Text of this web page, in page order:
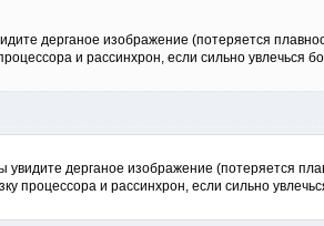
дерганое изображение (потеряется
и рассинхрон, если сильно увлечься
дерганое изображение (потеряется
процессора и рассинхрон, если сильно